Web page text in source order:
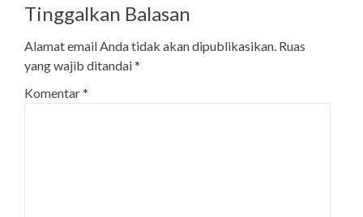
Tinggalkan Balasan
Alamat email Anda tidak akan dipublikasikan. Ruas
yang wajib ditandai*
Komentar*